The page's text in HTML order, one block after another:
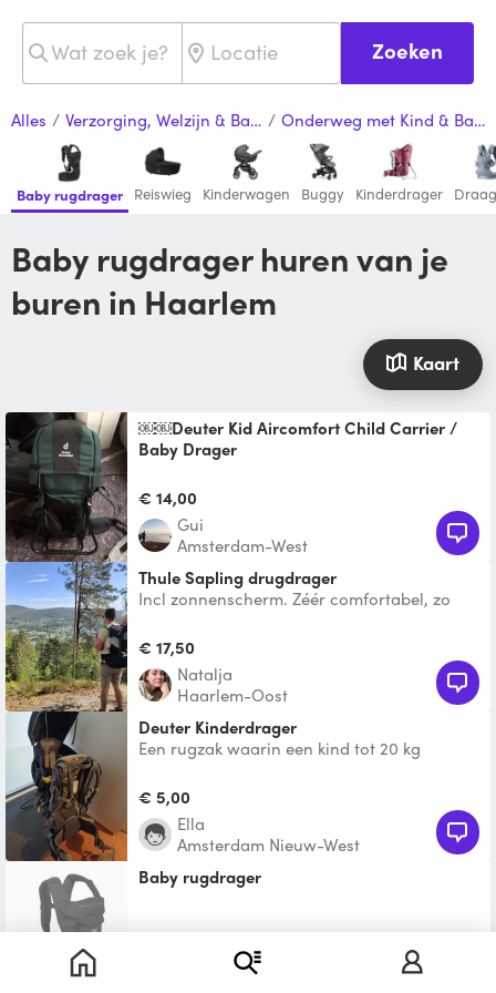
Zoeken
Alles / Verzorging, Welzijn & Baby / Onderweg met Kind & Baby
Baby rugdrager Reiswieg Kinderwagen Buggy Kinderdrager
Baby rugdrager huren van je
buren in Haarlem
Kaart
￼￼Deuter Kid Aircomfort Child Carrier /
Baby Drager
Baby Drager Tot 20kg!
€ 14,00
Gui
Amsterdam-West
Thule Sapling drugdrager
Incl zonnenscherm. Zéér comfortabel, zo
vakantie gebruikt)
€ 17,50
Natalja
Haarlem-Oost
Deuter Kinderdrager
Een rugzak waarin een kind tot 20 kg
€ 5,00
Ella
Amsterdam Nieuw-West
Baby rugdrager